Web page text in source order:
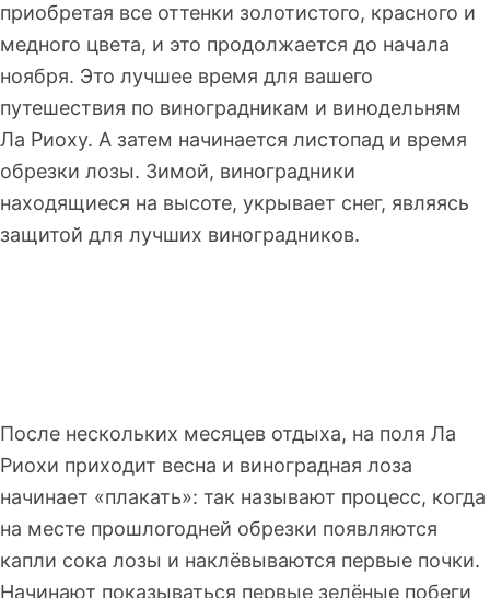
приобретая все оттенки золотистого, красного и
медного цвета, и это продолжается до начала
ноября. Это лучшее время для вашего
путешествия по виноградникам и винодельням
Ла Риоху. А затем начинается листопад и время
обрезки лозы. Зимой, виноградники
находящиеся на высоте, укрывает снег, являясь
защитой для лучших виноградников.
После нескольких месяцев отдыха, на поля Ла
Риохи приходит весна и виноградная лоза
начинает «плакать»: так называют процесс, когда
на месте прошлогодней обрезки появляются
капли сока лозы и наклёвываются первые почки.
Начинают показываться первые зелёные побеги